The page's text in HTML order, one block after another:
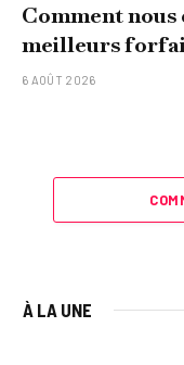
Comment nous
meilleurs
6 AOÛT 2026
À LA UNE